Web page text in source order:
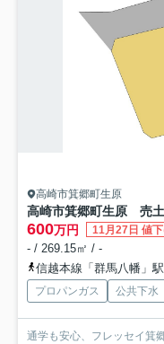
高崎市箕郷町生原
高崎市箕郷町生原 売
600万円 11月27日 値
- / 269.15㎡ / -
信越本線「群馬八幡」
プロパンガス 公共下水
通学も安心、フレッセイ箕